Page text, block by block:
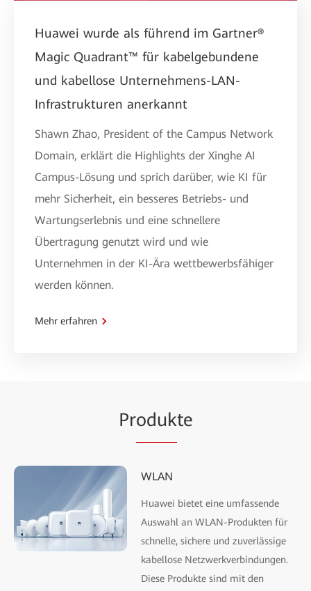
Huawei wurde als führend im Gartner®
Magic Quadrant™ für kabelgebundene
und kabellose Unternehmens-LAN-
Infrastrukturen anerkannt
Shawn Zhao, President of the Campus Network
Domain, erklärt die Highlights der Xinghe AI
Campus-Lösung und sprich darüber, wie KI für
mehr Sicherheit, ein besseres Betriebs- und
Wartungserlebnis und eine schnellere
Übertragung genutzt wird und wie
Unternehmen in der KI-Ära wettbewerbsfähiger
werden können.
Mehr erfahren
Produkte
WLAN
Huawei bietet eine umfassende
Auswahl an WLAN-Produkten für
schnelle, sichere und zuverlässige
kabellose Netzwerkverbindungen.
Diese Produkte sind mit den